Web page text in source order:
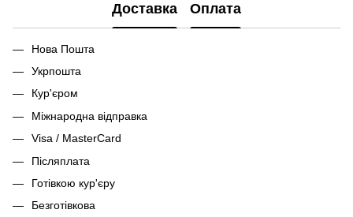
Доставка Оплата
Нова Пошта
Укрпошта
Кур'єром
Міжнародна відправка
Visa / MasterCard
Післяплата
Готівкою кур'єру
Безготівкова